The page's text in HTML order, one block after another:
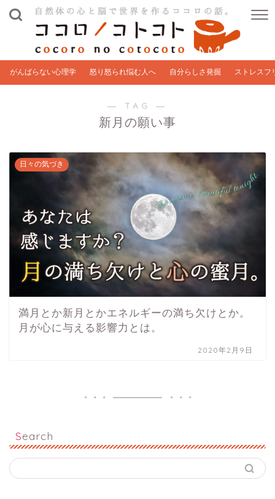
がんばらない心理学 怒り怒られ悩む人へ 自分らしさ発掘 ストレスフ
― TAG ―
新月の願い事
日々の気づき
満月とか新月とかエネルギーの満ち欠けとか。
月が心に与える影響力とは。
2020年2月9日
Search